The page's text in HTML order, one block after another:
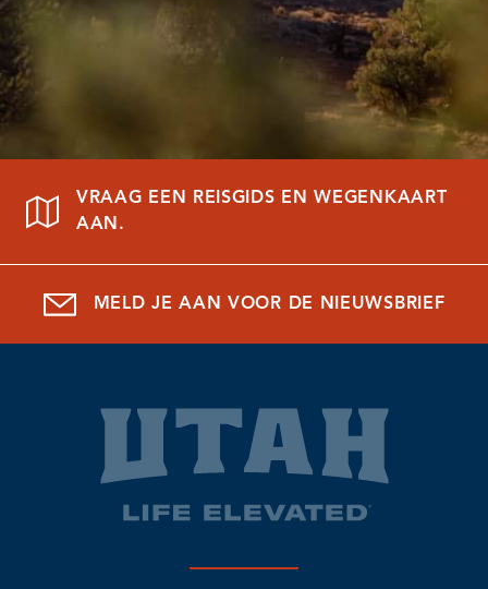
VRAAG EEN REISGIDS EN WEGENKAART
AAN.
MELD JE AAN VOOR DE NIEUWSBRIEF